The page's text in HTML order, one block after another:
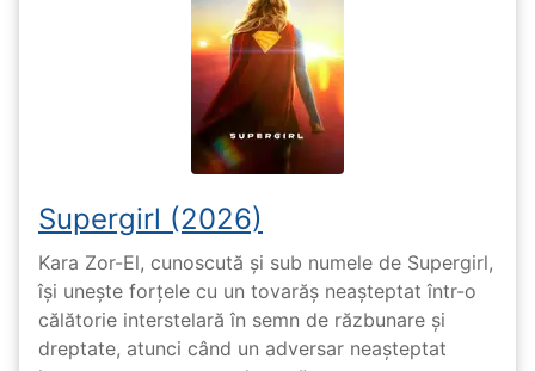
Supergirl (2026)
Kara Zor-El, cunoscută și sub numele de Supergirl,
își unește forțele cu un tovarăș neașteptat într-o
călătorie interstelară în semn de răzbunare și
dreptate, atunci când un adversar neașteptat